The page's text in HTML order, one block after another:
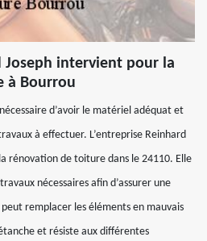
Joseph intervient pour la
à Bourrou
d’avoir le matériel adéquat et
à effectuer. L’entreprise Reinhard
rénovation de toiture dans le 24110. Elle
nécessaires afin d’assurer une
remplacer les éléments en mauvais
et résiste aux différentes